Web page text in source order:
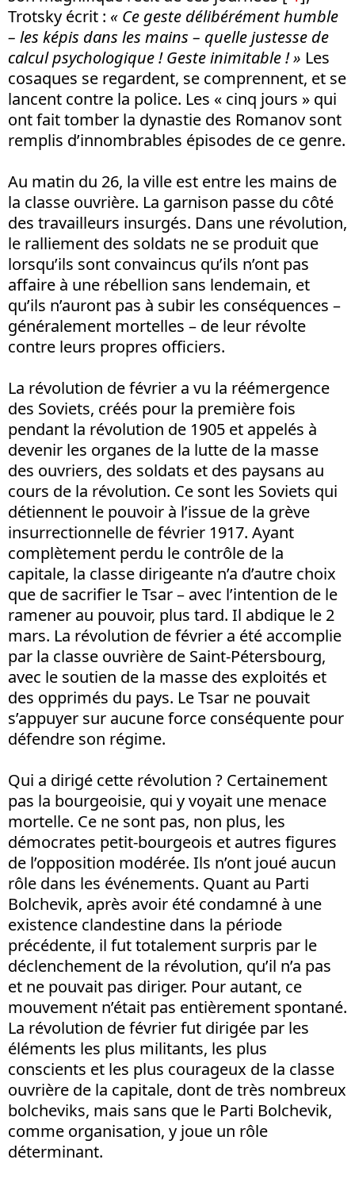
Trotsky écrit : « Ce geste délibérément humble
– les képis dans les mains – quelle justesse de
calcul psychologique ! Geste inimitable ! » Les
cosaques se regardent, se comprennent, et se
lancent contre la police. Les « cinq jours » qui
ont fait tomber la dynastie des Romanov sont
remplis d’innombrables épisodes de ce genre.
Au matin du 26, la ville est entre les mains de
la classe ouvrière. La garnison passe du côté
des travailleurs insurgés. Dans une révolution,
le ralliement des soldats ne se produit que
lorsqu’ils sont convaincus qu’ils n’ont pas
affaire à une rébellion sans lendemain, et
qu’ils n’auront pas à subir les conséquences –
généralement mortelles – de leur révolte
contre leurs propres officiers.
La révolution de février a vu la réémergence
des Soviets, créés pour la première fois
pendant la révolution de 1905 et appelés à
devenir les organes de la lutte de la masse
des ouvriers, des soldats et des paysans au
cours de la révolution. Ce sont les Soviets qui
détiennent le pouvoir à l’issue de la grève
insurrectionnelle de février 1917. Ayant
complètement perdu le contrôle de la
capitale, la classe dirigeante n’a d’autre choix
que de sacrifier le Tsar – avec l’intention de le
ramener au pouvoir, plus tard. Il abdique le 2
mars. La révolution de février a été accomplie
par la classe ouvrière de Saint-Pétersbourg,
avec le soutien de la masse des exploités et
des opprimés du pays. Le Tsar ne pouvait
s’appuyer sur aucune force conséquente pour
défendre son régime.
Qui a dirigé cette révolution ? Certainement
pas la bourgeoisie, qui y voyait une menace
mortelle. Ce ne sont pas, non plus, les
démocrates petit-bourgeois et autres figures
de l’opposition modérée. Ils n’ont joué aucun
rôle dans les événements. Quant au Parti
Bolchevik, après avoir été condamné à une
existence clandestine dans la période
précédente, il fut totalement surpris par le
déclenchement de la révolution, qu’il n’a pas
et ne pouvait pas diriger. Pour autant, ce
mouvement n’était pas entièrement spontané.
La révolution de février fut dirigée par les
éléments les plus militants, les plus
conscients et les plus courageux de la classe
ouvrière de la capitale, dont de très nombreux
bolcheviks, mais sans que le Parti Bolchevik,
comme organisation, y joue un rôle
déterminant.